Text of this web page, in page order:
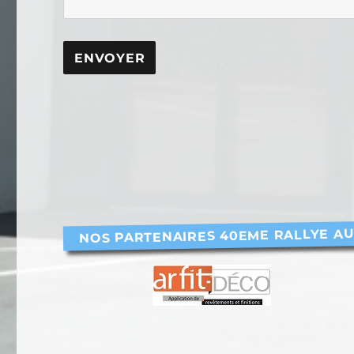
NOS PARTENAIRES 40EME RALLYE